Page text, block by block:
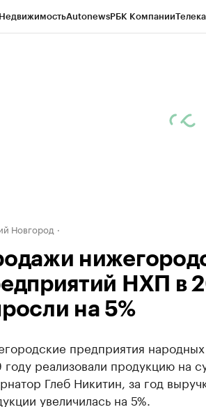
НедвижимостьAutonewsРБК Компании
Новгород
НХП в
на 5%
предприятия
году реализовали продукцию на
Глеб Никитин, за год
увеличилась на 5%.